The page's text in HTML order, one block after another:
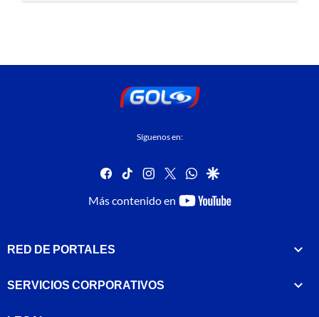
Síguenos en:
facebook
tiktok instagram
twitterwhatsapp
google
Más contenido en
youtube-
RED DE PORTALES
SERVICIOS CORPORATIVOS